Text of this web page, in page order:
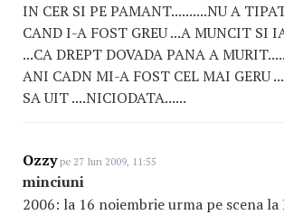
IN CER SI PE PAMANT..........NU A
CAND I-A FOST GREU ...A MUNCIT SI
...CA DREPT DOVADA PANA A
ANI CADN MI-A FOST CEL MAI GERU
SA UIT ....NICIODATA......
Ozzype 27 Iun 2009, 11:55
minciuni
2006: la 16 noiembrie urma pe scena